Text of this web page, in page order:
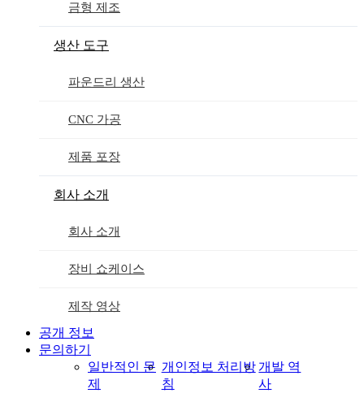
금형 제조
생산 도구
파운드리 생산
CNC 가공
제품 포장
회사 소개
회사 소개
장비 쇼케이스
제작 영상
공개 정보
문의하기
일반적인 문
제
개인정보 처리방
침
개발 역
사